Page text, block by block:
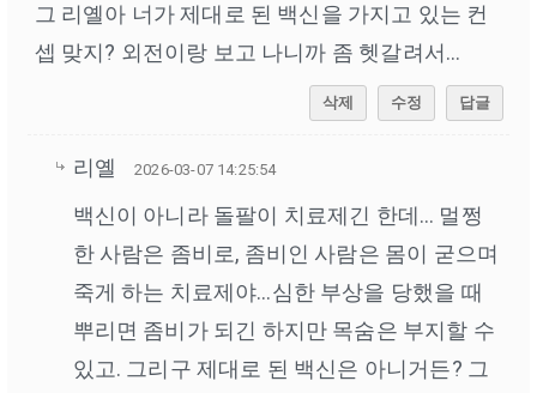
그 리옐아 너가 제대로 된 백신을 가지고 있는 컨
셉 맞지? 외전이랑 보고 나니까 좀 헷갈려서...
삭제 수정 답글
리옐 2026-03-07 14:25:54
백신이 아니라 돌팔이 치료제긴 한데… 멀쩡
한 사람은 좀비로, 좀비인 사람은 몸이 굳으며
죽게 하는 치료제야…심한 부상을 당했을 때
뿌리면 좀비가 되긴 하지만 목숨은 부지할 수
있고. 그리구 제대로 된 백신은 아니거든? 그